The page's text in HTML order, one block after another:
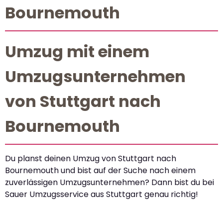
Bournemouth
Umzug mit einem
Umzugsunternehmen
von Stuttgart nach
Bournemouth
Du planst deinen Umzug von Stuttgart nach
Bournemouth und bist auf der Suche nach einem
zuverlässigen Umzugsunternehmen? Dann bist du bei
Sauer Umzugsservice aus Stuttgart genau richtig!